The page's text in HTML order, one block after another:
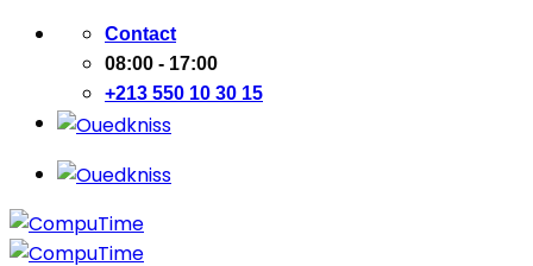
Passer
contenu
Contact
08:00 - 17:00
+213 550 10 30 15